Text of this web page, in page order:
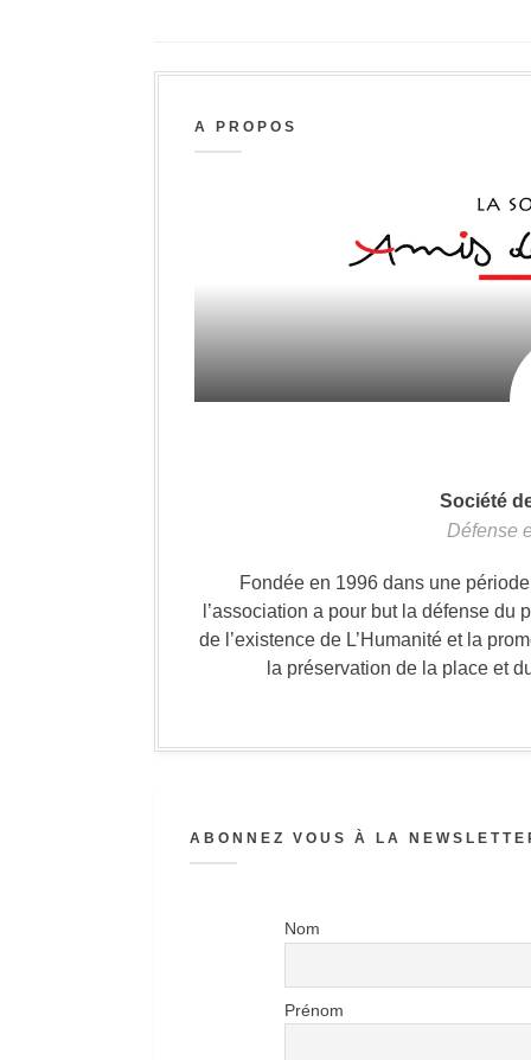
A PROPOS
Société
Défense
Fondée en 1996 dans une
l’association a pour but la défense
de l’existence de L’Humanité et la
la préservation de la place et
ABONNEZ VOUS À LA
Nom
Prénom